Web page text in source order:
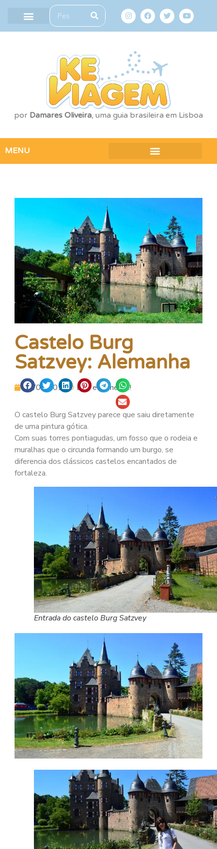
por Damares Oliveira, uma guia brasileira em Lisboa
MENU
Castelo Burg
Satzvey: Alemanha
13/06/2015 Leia e Comente!
O castelo Burg Satzvey parece que saiu diretamente
de uma pintura gótica.
Com suas torres pontiagudas, um fosso que o rodeia e
muralhas que o circunda formando um burgo, se
diferencia dos clássicos castelos encantados de
fortaleza.
Entrada do castelo Burg Satzvey